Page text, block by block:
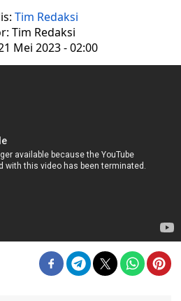
Tim Redaksi
Tim Redaksi
Mei 2023 - 02:00